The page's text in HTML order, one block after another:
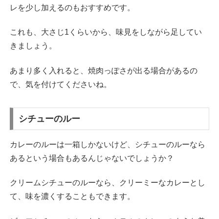
レを少し加えるのもおすすめです。
これも、大さじ1くらいから、味見をしながら足してい
きましょう。
あまり多く入れると、焼肉っぽさが出る場合があるの
で、気を付けてくださいね。
シチューのルー
カレーのルーは一箱しかないけど、シチューのルーなら
あるという場合もあるんじゃないでしょうか？
クリームシチューのルーなら、クリーミーなカレーとし
て、味を濃くすることもできます。